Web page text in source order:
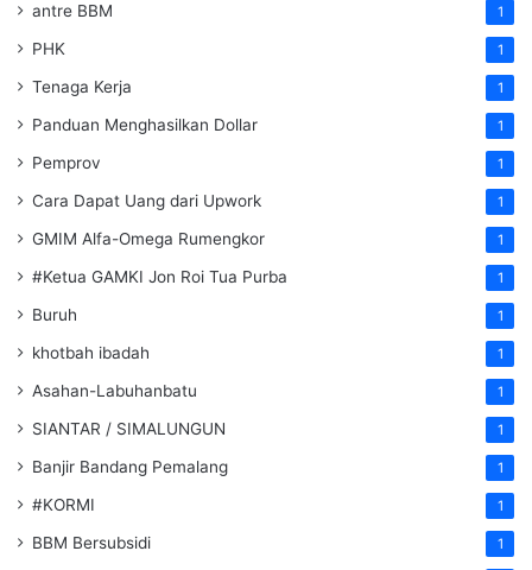
antre BBM 1
PHK 1
Tenaga Kerja 1
Panduan Menghasilkan Dollar 1
Pemprov 1
Cara Dapat Uang dari Upwork 1
GMIM Alfa-Omega Rumengkor 1
#Ketua GAMKI Jon Roi Tua Purba 1
Buruh 1
khotbah ibadah 1
Asahan-Labuhanbatu 1
SIANTAR / SIMALUNGUN 1
Banjir Bandang Pemalang 1
#KORMI 1
BBM Bersubsidi 1